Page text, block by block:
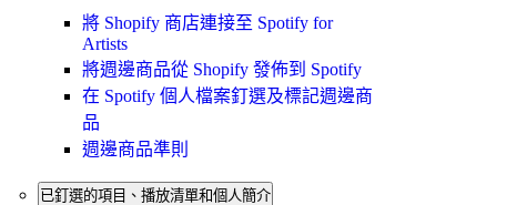
將 Shopify 商店連接至 Spotify for
Artists
將週邊商品從 Shopify 發佈到 Spotify
在 Spotify 個人檔案釘選及標記週邊商
品
週邊商品準則
已釘選的項目、播放清單和個人簡介